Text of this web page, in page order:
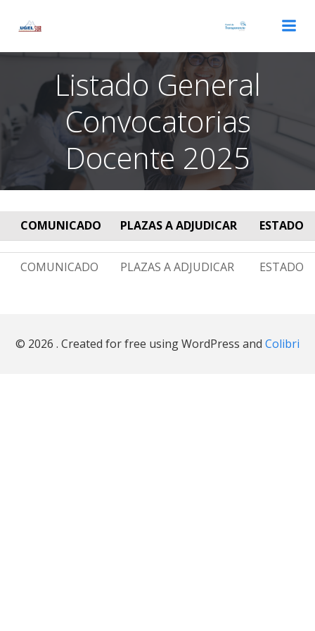
Listado General
Convocatorias
Docente 2025
COMUNICADO PLAZAS A ADJUDICAR ESTADO
COMUNICADO PLAZAS A ADJUDICAR ESTADO
© 2026 . Created for free using WordPress and Colibri